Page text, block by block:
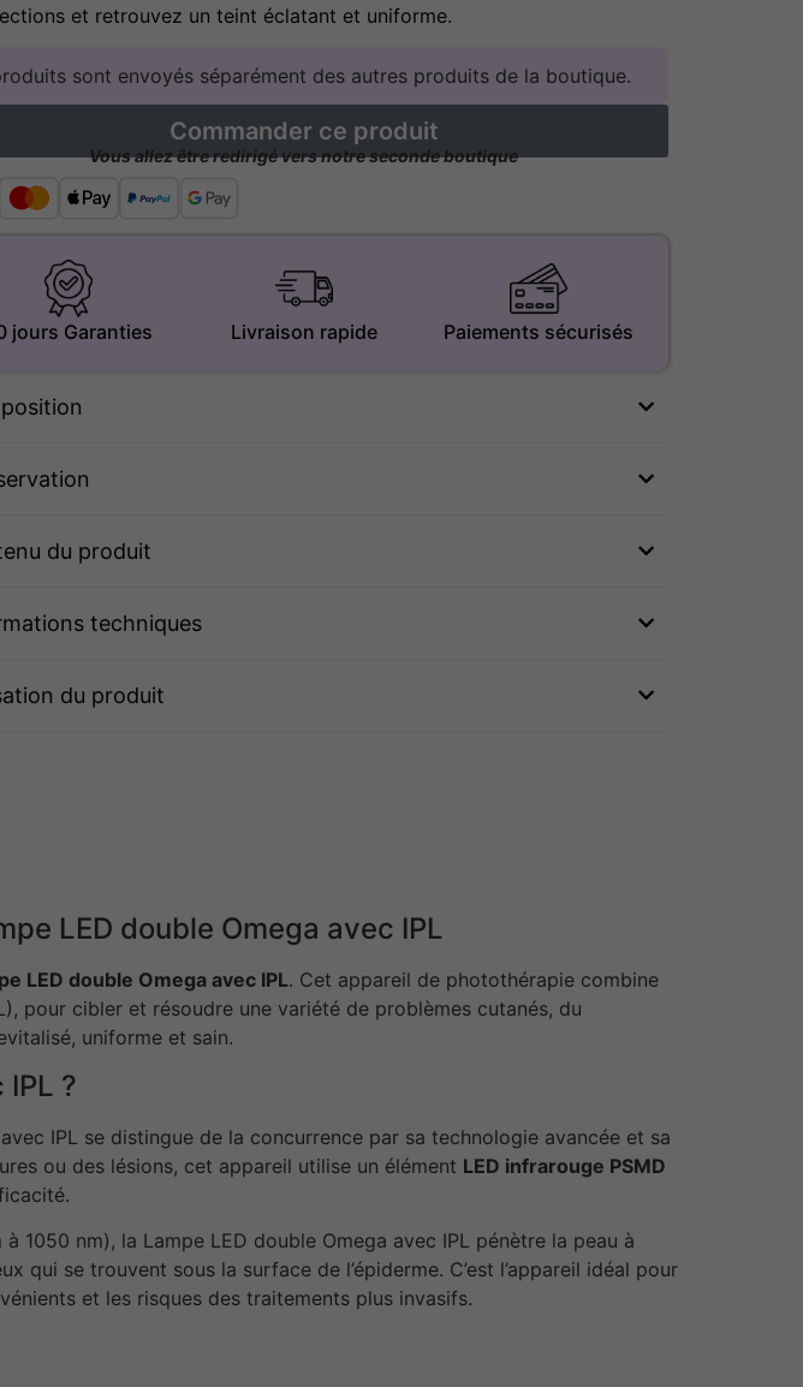
et retrouvez un teint éclatant et uniforme.
sont envoyés séparément des autres produits de la boutique.
Commander ce produit
Vous allez être redirigé vers notre seconde boutique
jours Garanties Livraison rapide Paiements sécurisés
du produit
techniques
du produit
LED double Omega avec IPL
LED double Omega avec IPL. Cet appareil de photothérapie combine
pour cibler et résoudre une variété de problèmes cutanés, du
uniforme et sain.
?
IPL se distingue de la concurrence par sa technologie avancée et sa
ou des lésions, cet appareil utilise un élément LED infrarouge PSMD
à 1050 nm), la Lampe LED double Omega avec IPL pénètre la peau à
se trouvent sous la surface de l’épiderme. C’est l’appareil idéal pour
et les risques des traitements plus invasifs.